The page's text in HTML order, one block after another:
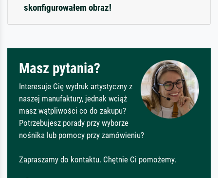
skonfigurowałem obraz!
Masz pytania?
Interesuje Cię wydruk artystyczny z
naszej manufaktury, jednak wciąż
masz wątpliwości co do zakupu?
Potrzebujesz porady przy wyborze
nośnika lub pomocy przy zamówieniu?
Zapraszamy do kontaktu. Chętnie Ci pomożemy.